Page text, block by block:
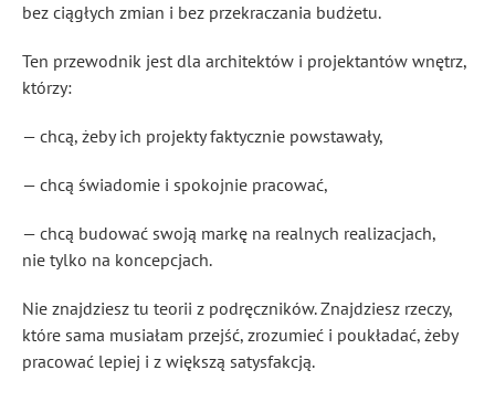
bez ciągłych zmian i bez przekraczania budżetu.
Ten przewodnik jest dla architektów i projektantów wnętrz,
którzy:
— chcą, żeby ich projekty faktycznie powstawały,
— chcą świadomie i spokojnie pracować,
— chcą budować swoją markę na realnych realizacjach,
nie tylko na koncepcjach.
Nie znajdziesz tu teorii z podręczników. Znajdziesz rzeczy,
które sama musiałam przejść, zrozumieć i poukładać, żeby
pracować lepiej i z większą satysfakcją.